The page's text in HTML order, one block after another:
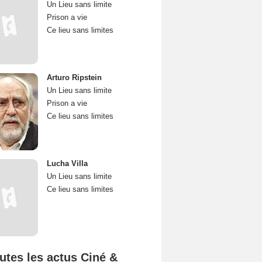
Un Lieu sans limite
Prison a vie
Ce lieu sans limites
Arturo Ripstein
Un Lieu sans limite
Prison a vie
Ce lieu sans limites
Lucha Villa
Un Lieu sans limite
Ce lieu sans limites
les actus Ciné &